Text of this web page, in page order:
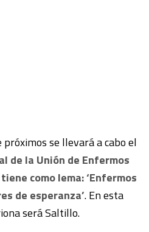
se llevará a cabo el
de la Unión de Enfermos
como lema: ‘Enfermos
de esperanza’. En esta
será Saltillo.